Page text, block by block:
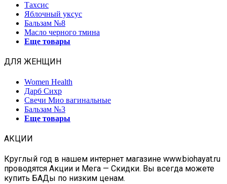
Тахсис
Яблочный уксус
Бальзам №8
Масло черного тмина
Еще товары
ДЛЯ ЖЕНЩИН
Women Health
Дарб Сихр
Свечи Мио вагинальные
Бальзам №3
Еще товары
АКЦИИ
Круглый год в нашем интернет магазине www.biohayat.ru
проводятся Акции и Мега — Скидки. Вы всегда можете
купить БАДы по низким ценам.